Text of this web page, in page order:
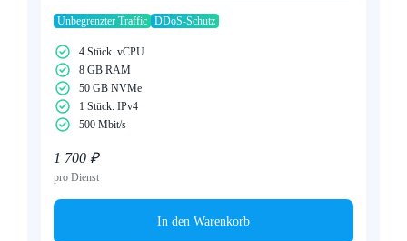
Unbegrenzter Traffic DDoS-Schutz
4 Stück. vCPU
8 GB RAM
50 GB NVMe
1 Stück. IPv4
500 Mbit/s
1 700 ₽
pro Dienst
In den Warenkorb